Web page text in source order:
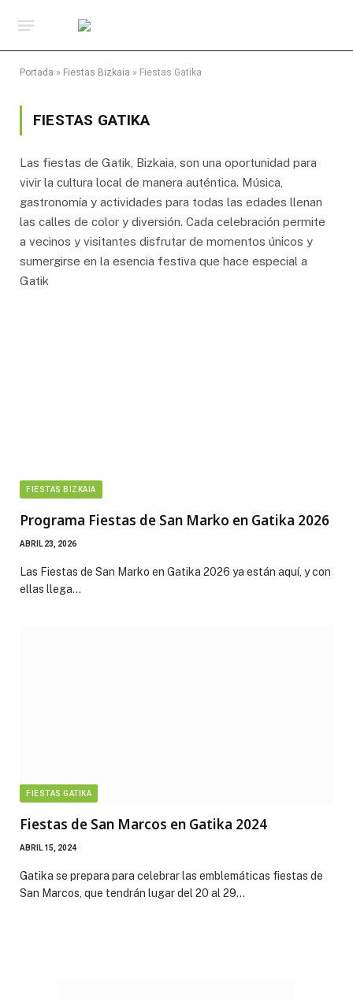
Portada » Fiestas Bizkaia » Fiestas Gatika
FIESTAS GATIKA
Las fiestas de Gatik, Bizkaia, son una oportunidad para
vivir la cultura local de manera auténtica. Música,
gastronomía y actividades para todas las edades llenan
las calles de color y diversión. Cada celebración permite
a vecinos y visitantes disfrutar de momentos únicos y
sumergirse en la esencia festiva que hace especial a
Gatik
FIESTAS BIZKAIA
Programa Fiestas de San Marko en Gatika 2026
ABRIL 23, 2026
Las Fiestas de San Marko en Gatika 2026 ya están aquí, y con
ellas llega…
FIESTAS GATIKA
Fiestas de San Marcos en Gatika 2024
ABRIL 15, 2024
Gatika se prepara para celebrar las emblemáticas fiestas de
San Marcos, que tendrán lugar del 20 al 29…